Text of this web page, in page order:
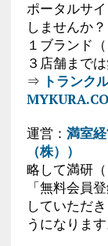
ポータルサ
しませんか？
１ブランド
３店舗までは
⇒ トランク
運営： 満室
（株））
略して満研（
「無料会員
していただ
うになります